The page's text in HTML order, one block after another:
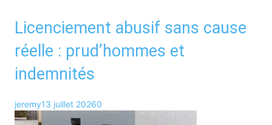
Licenciement abusif sans cause
réelle : prud’hommes et
indemnités
jeremy13 juillet 20260